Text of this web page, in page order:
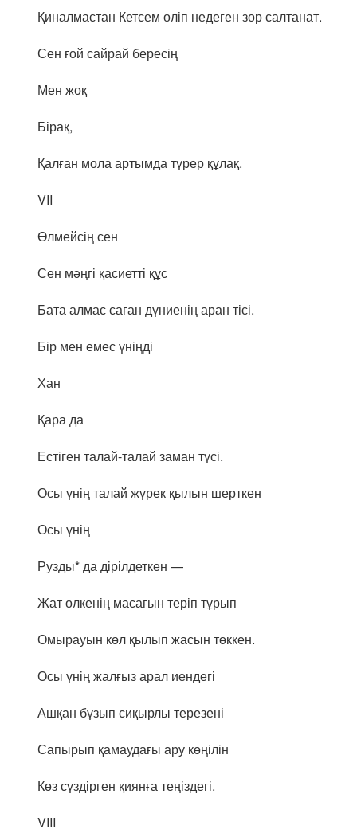
Қиналмастан Кетсем өліп недеген зор салтанат.
Сен ғой сайрай бересің
Мен жоқ
Бірақ,
Қалған мола артымда түрер құлақ.
VII
Өлмейсің сен
Сен мәңгі қасиетті құс
Бата алмас саған дүниенің аран тісі.
Бір мен емес үніңді
Хан
Қара да
Естіген талай-талай заман түсі.
Осы үнің талай жүрек қылын шерткен
Осы үнің
Рузды* да дірілдеткен —
Жат өлкенің масағын теріп тұрып
Омырауын көл қылып жасын төккен.
Осы үнің жалғыз арал иендегі
Ашқан бұзып сиқырлы терезені
Сапырып қамаудағы ару көңілін
Көз сүздірген қиянға теңіздегі.
VIII